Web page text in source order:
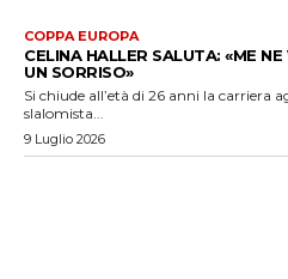
COPPA EUROPA
CELINA HALLER SALUTA: «ME
UN SORRISO»
Si chiude all’età di 26 anni la carriera
slalomista...
9 Luglio 2026